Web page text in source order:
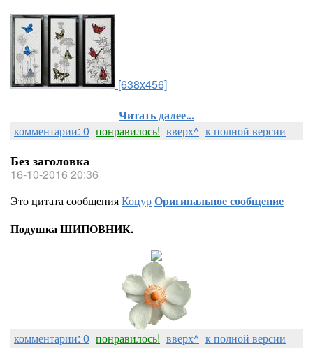
[638x456]
Читать далее...
комментарии: 0 понравилось! вверх^ к полной версии
Без заголовка
16-10-2016 20:36
Это цитата сообщенияКоцурОригинальное сообщение
Подушка ШИПОВНИК.
комментарии: 0 понравилось! вверх^ к полной версии